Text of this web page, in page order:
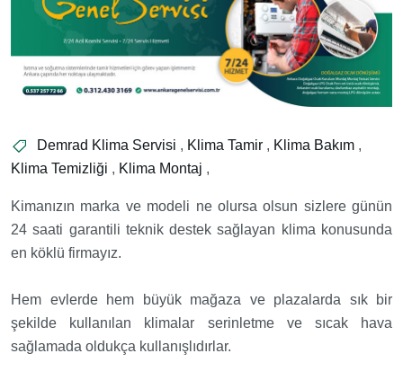
Demrad Klima Servisi , Klima Tamir , Klima Bakım ,
Klima Temizliği , Klima Montaj ,
Kimanızın marka ve modeli ne olursa olsun sizlere günün
24 saati garantili teknik destek sağlayan klima konusunda
en köklü firmayız.
Hem evlerde hem büyük mağaza ve plazalarda sık bir
şekilde kullanılan klimalar serinletme ve sıcak hava
sağlamada oldukça kullanışlıdırlar.